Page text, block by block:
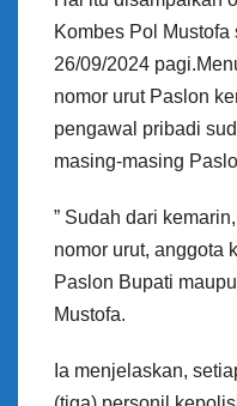
Kombes Pol
26/09/2024
nomor urut Paslon
pengawal pribadi
masing-masing
” Sudah dari
nomor urut, anggota
Paslon Bupati
Mustofa.
Ia menjelaskan,